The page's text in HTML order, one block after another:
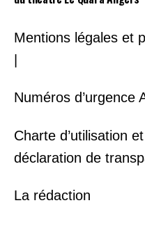
Mentions légales et
|
Numéros d’urgence
Charte d’utilisation
déclaration de
La rédaction